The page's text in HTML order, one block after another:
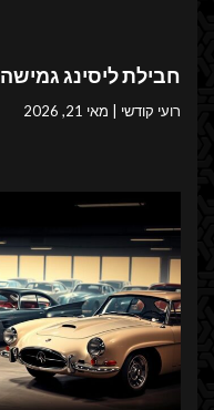
חבילת ליסינג גמישה
רועי קודשי מאי 21, 2026